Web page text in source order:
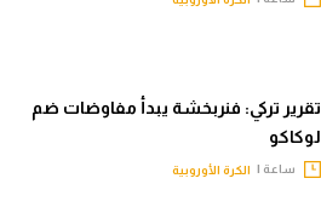
تقرير تركي: فنربخشة يبدأ مفاوضات ضم
لوكاكو
ساعة | الكرة الأوروبية